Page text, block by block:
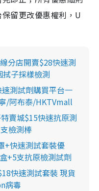
留更改優惠權利，U
分店開賣$28快速測
子採樣檢測
速測試劑購買平台一
/阿布泰/HKTVmall
賣城$15快速抗原測
檢測棒
+快速測試套裝優
+5支抗原檢測試劑
快速測試套裝 現貨
病毒